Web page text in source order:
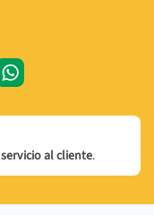
servicio al cliente.